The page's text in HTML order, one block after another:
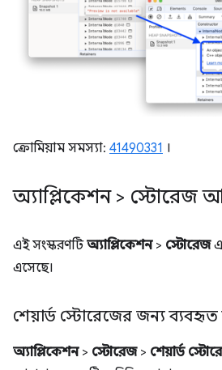
ক্রোমিয়াম সমস্যা: 41490331 ।
অ্যাপ্লিকেশন > স্টোরেজ
এই সংস্করণটিঅ্যাপ্লিকেশন> স্টোরেজএ
এসেছে।
শেয়ার্ড স্টোরেজের জন্য ব্যবহৃত
অ্যাপ্লিকেশন> স্টোরেজ> শেয়ার্ড